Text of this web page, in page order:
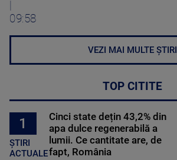
09:58
VEZI MAI MULTE ȘTIRI
TOP CITITE
1
ȘTIRI
ACTUALE
Cinci state dețin 43,2% din
apa dulce regenerabilă a
lumii. Ce cantitate are, de
fapt, România